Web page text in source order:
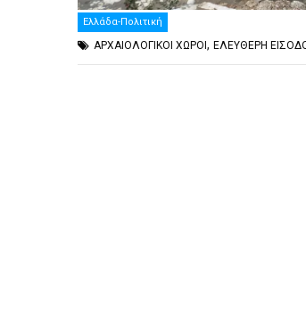
Ελλάδα-Πολιτική
ΑΡΧΑΙΟΛΟΓΙΚΟΙ ΧΩΡΟΙ , ΕΛΕΥΘΕΡΗ